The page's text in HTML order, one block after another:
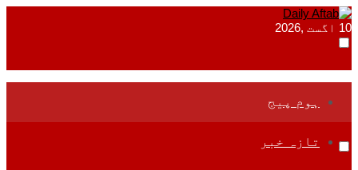
10 اگست ,2026
ہوم پیج
تازہ خبر